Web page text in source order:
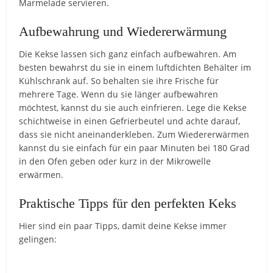
Marmelade servieren.
Aufbewahrung und Wiedererwärmung
Die Kekse lassen sich ganz einfach aufbewahren. Am
besten bewahrst du sie in einem luftdichten Behälter im
Kühlschrank auf. So behalten sie ihre Frische für
mehrere Tage. Wenn du sie länger aufbewahren
möchtest, kannst du sie auch einfrieren. Lege die Kekse
schichtweise in einen Gefrierbeutel und achte darauf,
dass sie nicht aneinanderkleben. Zum Wiedererwärmen
kannst du sie einfach für ein paar Minuten bei 180 Grad
in den Ofen geben oder kurz in der Mikrowelle
erwärmen.
Praktische Tipps für den perfekten Keks
Hier sind ein paar Tipps, damit deine Kekse immer
gelingen: